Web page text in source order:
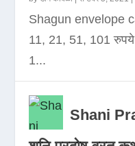
Shagun envelope
11, 21, 51, 101
1...
Shani